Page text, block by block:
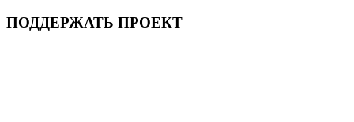
ПОДДЕРЖАТЬ ПРОЕКТ